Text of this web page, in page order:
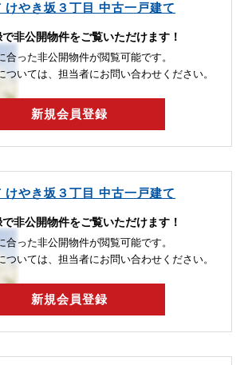
けやき坂３丁目 中古一戸建て
非公開物件をご覧いただけます！
った非公開物件が閲覧可能です。
いては、担当者にお問い合わせください。
新規会員登録
けやき坂３丁目 中古一戸建て
非公開物件をご覧いただけます！
った非公開物件が閲覧可能です。
いては、担当者にお問い合わせください。
新規会員登録